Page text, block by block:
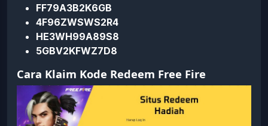
FF79A3B2K6GB
4F96ZWSWS2R4
HE3WH99A89S8
5GBV2KFWZ7D8
Cara Klaim Kode Redeem Free Fire